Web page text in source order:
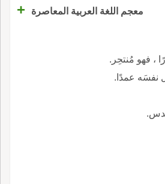
معجم اللغة العربية المعاصرة +
، فهو مُنتحِر.
نفسَه عمدًا.